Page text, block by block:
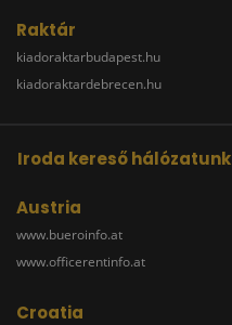
Raktár
kiadoraktarbudapest.hu
kiadoraktardebrecen.hu
Iroda kereső hálózatunk
Austria
www.bueroinfo.at
www.officerentinfo.at
Croatia